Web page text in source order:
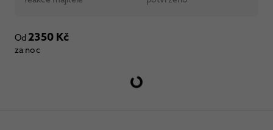
Od2350 Kč
za noc